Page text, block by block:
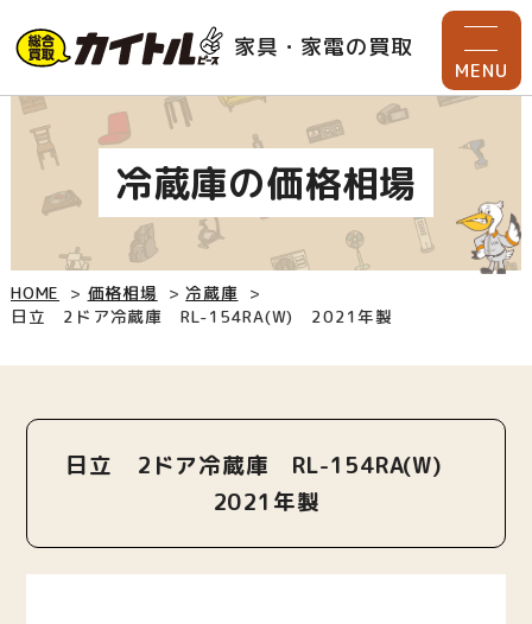
家具・家電の買取
MENU
冷蔵庫の価格相場
HOME 価格相場
冷蔵庫
日立 2ドア冷蔵庫 RL-154RA(W) 2021年製
日立 2ドア冷蔵庫 RL-154RA(W)
2021年製